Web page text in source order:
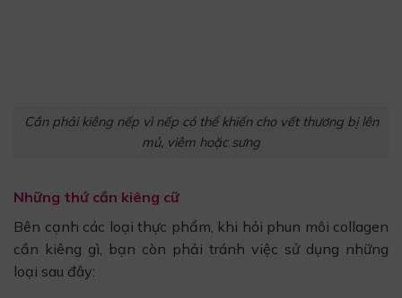
Cần phải kiêng nếp vì nếp có thể khiến cho vết thương bị lên
mủ, viêm hoặc sưng
Những thứ cần kiêng cữ
Bên cạnh các loại thực phẩm, khi hỏi phun môi collagen
cần kiêng gì, bạn còn phải tránh việc sử dụng những
loại sau đây: